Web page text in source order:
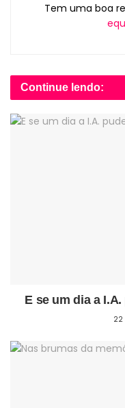
Tem uma boa
Continue lendo:
E se um dia a
22